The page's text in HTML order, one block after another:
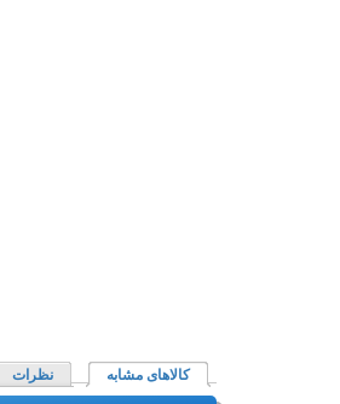
کالاهای مشابه (لبه فعال)نظرات